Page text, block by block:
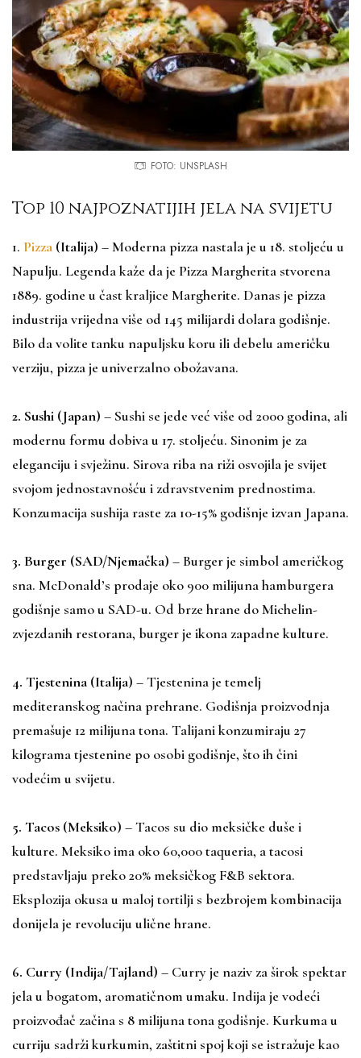
FOTO: UNSPLASH
Top 10 najpoznatijih jela na svijetu
1. Pizza (Italija) – Moderna pizza nastala je u 18. stoljeću u
Napulju. Legenda kaže da je Pizza Margherita stvorena
1889. godine u čast kraljice Margherite. Danas je pizza
industrija vrijedna više od 145 milijardi dolara godišnje.
Bilo da volite tanku napuljsku koru ili debelu američku
verziju, pizza je univerzalno obožavana.
2. Sushi (Japan) – Sushi se jede već više od 2000 godina, ali
modernu formu dobiva u 17. stoljeću. Sinonim je za
eleganciju i svježinu. Sirova riba na riži osvojila je svijet
svojom jednostavnošću i zdravstvenim prednostima.
Konzumacija sushija raste za 10-15% godišnje izvan Japana.
3. Burger (SAD/Njemačka) – Burger je simbol američkog
sna. McDonald’s prodaje oko 900 milijuna hamburgera
godišnje samo u SAD-u. Od brze hrane do Michelin-
zvjezdanih restorana, burger je ikona zapadne kulture.
4. Tjestenina (Italija) – Tjestenina je temelj
mediteranskog načina prehrane. Godišnja proizvodnja
premašuje 12 milijuna tona. Talijani konzumiraju 27
kilograma tjestenine po osobi godišnje, što ih čini
vodećim u svijetu.
5. Tacos (Meksiko) – Tacos su dio meksičke duše i
kulture. Meksiko ima oko 60,000 taqueria, a tacosi
predstavljaju preko 20% meksičkog F&B sektora.
Eksplozija okusa u maloj tortilji s bezbrojem kombinacija
donijela je revoluciju ulične hrane.
6. Curry (Indija/Tajland) – Curry je naziv za širok spektar
jela u bogatom, aromatičnom umaku. Indija je vodeći
proizvođač začina s 8 milijuna tona godišnje. Kurkuma u
curriju sadrži kurkumin, zaštitni spoj koji se istražuje kao